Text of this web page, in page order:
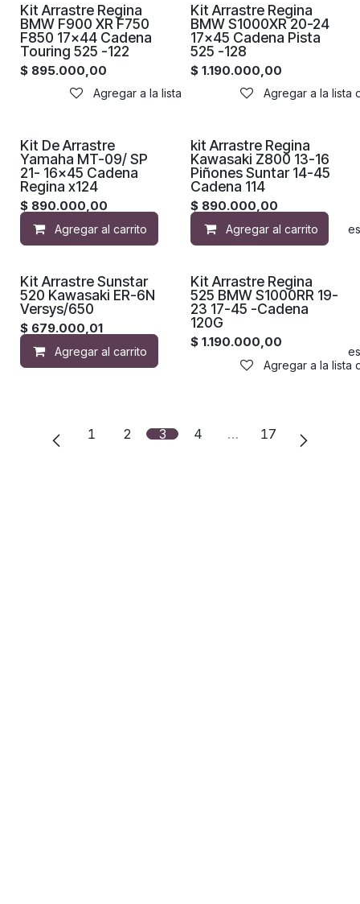
Kit Arrastre Regina
BMW F900 XR F750
F850 17x44 Cadena
Touring 525 -122
$ 895.000,00
Agregar a la lista de deseos
Kit Arrastre Regina
BMW S1000XR 20-24
17x45 Cadena Pista
525 -128
$1.190.000,00
Agregar a la lista
Kit De Arrastre
Yamaha MT-09/ SP
21- 16x45 Cadena
Regina x124
$ 890.000,00
Agregar al carrito Agregar a la lista de
kit Arrastre Regina
Kawasaki Z800 13-16
Piñones Suntar 14-45
Cadena 114
$ 890.000,00
Agregar al carrito
Kit Arrastre Sunstar
520 Kawasaki ER-6N
Versys/650
$ 679.000,01
Agregar al carrito Agregar a la lista de
Kit Arrastre Regina
525 BMW S1000RR 19-
23 17-45 -Cadena
120G
$1.190.000,00
Agregar a la lista
1 2 3 4 … 17